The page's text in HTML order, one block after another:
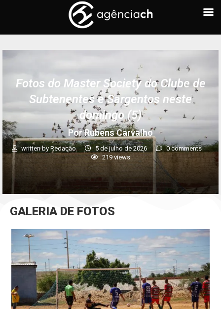
Fotos do Master Society do Clube de
Subtenentes e Sargentos neste
domingo (5)
Por Rubens Carvalho
written by Redação 5 de julho de 2026
0 comments
219 views
GALERIA DE FOTOS